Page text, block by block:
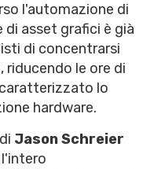
l'automazione di
asset grafici è già
di concentrarsi
riducendo le ore di
lo
hardware.
Jason Schreier
l'intero